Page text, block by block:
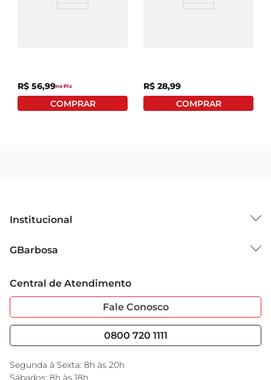
R$ 56,99no Pix R$ 28,99
Institucional
Grupo Cencosud
Sobre Privacidade
Portal do Fornecedo
Nossas Lojas
GBarbosa
Garantia Estendida
Serviços
Black Friday
Encarte do Dia
Central de Atendimento
Fale Conosco
0800 720 1111
Segunda à Sexta: 8h às 20h
Sábados: 8h às 18h